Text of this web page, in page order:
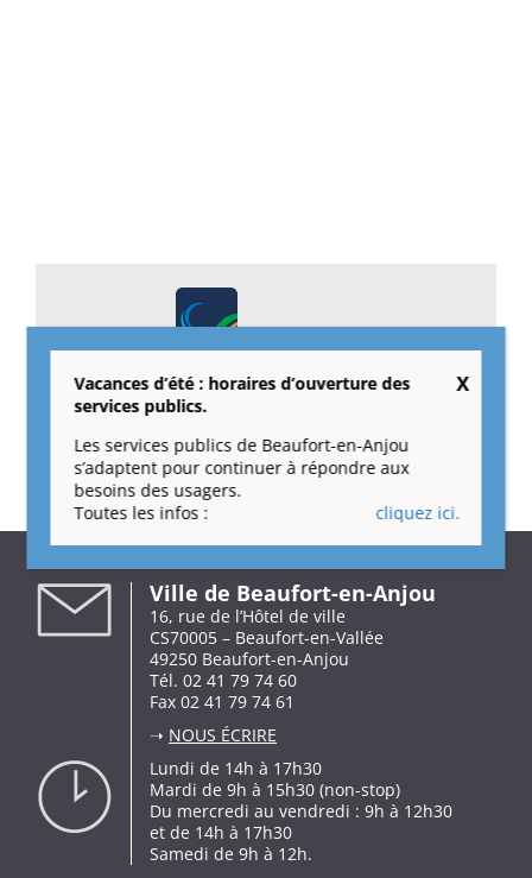
L’application mobile de
Beaufort au service des citoyens.
Ville de Beaufort-en-Anjou
16, rue de l’Hôtel de ville
CS70005 – Beaufort-en-Vallée
49250 Beaufort-en-Anjou
Tél. 02 41 79 74 60
Fax 02 41 79 74 61
➝ NOUS ÉCRIRE
Lundi de 14h à 17h30
Mardi de 9h à 15h30 (non-stop)
Du mercredi au vendredi : 9h à 12h30
et de 14h à 17h30
Samedi de 9h à 12h.
Vacances d’été : horaires d’ouverture des
services publics.
Les services publics de Beaufort-en-Anjou
s’adaptent pour continuer à répondre aux
besoins des usagers.
Toutes les infos :
cliquez ici.